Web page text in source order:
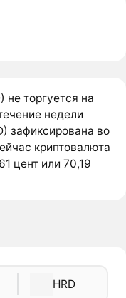
торгуется на
недели
зафиксирована во
криптовалюта
цент или 70,19
HRD